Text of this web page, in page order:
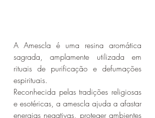
A Amescla é uma resina aromática
sagrada, amplamente utilizada em
rituais de purificação e defumações
espirituais.
Reconhecida pelas tradições religiosas
e esotéricas, a amescla ajuda a afastar
energias negativas, proteger ambientes